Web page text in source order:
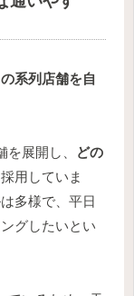
系列店舗を自
展開し、
どの
用していま
多様で、平日
グしたいとい